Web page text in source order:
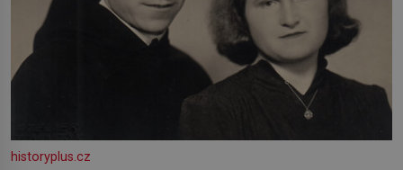
historyplus.cz